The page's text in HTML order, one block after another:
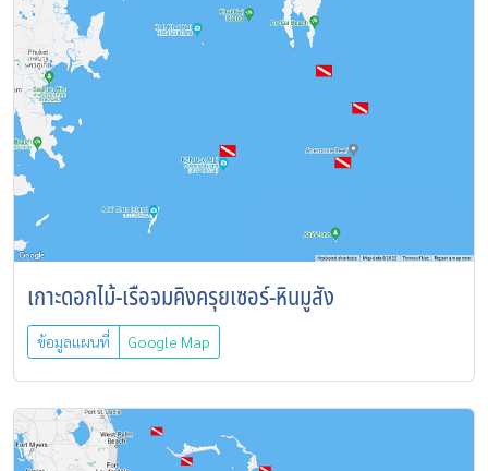
เกาะดอกไม้-เรือจมคิงครุยเซอร์-หินมูสัง
ข้อมูลแผนที่ Google Map